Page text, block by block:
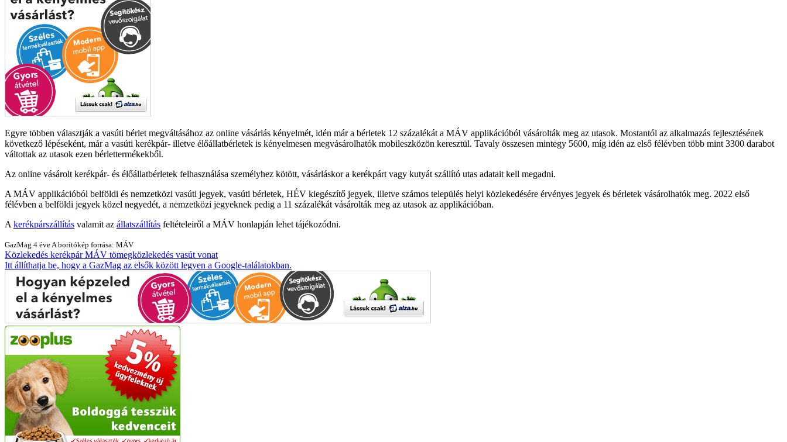
Egyre többen választják a vasúti bérlet megváltásához az online vásárlás kényelmét, idén már a bérletek 12 százalékát a MÁV applikációból vásárolták meg az utasok. Mostantól az alkalmazás fejlesztésének
következő lépéseként, már a vasúti kerékpár- illetve élőállatbérletek is kényelmesen megvásárolhatók mobileszközön keresztül. Tavaly összesen mintegy 5600, míg idén az első félévben több mint 3300 darabot
váltottak az utasok ezen bérlettermékekből.
Az online vásárolt kerékpár- és élőállatbérletek felhasználása személyhez kötött, vásárláskor a kerékpárt vagy kutyát szállító utas adatait kell megadni.
A MÁV applikációból belföldi és nemzetközi vasúti jegyek, vasúti bérletek, HÉV kiegészítő jegyek, illetve számos település helyi közlekedésére érvényes jegyek és bérletek vásárolhatók meg. 2022 első
félévben a belföldi jegyek közel negyedét, a nemzetközi jegyeknek pedig a 11 százalékát vásárolták meg az utasok az applikációban.
A kerékpárszállítás valamit az állatszállítás feltételeiről a MÁV honlapján lehet tájékozódni.
GazMag 4 éve A borítókép forrása: MÁV
Közlekedés kerékpárMÁV tömegközlekedés vasút vonat
Itt állíthatja be, hogy a GazMag az elsők között legyen a Google-találatokban.